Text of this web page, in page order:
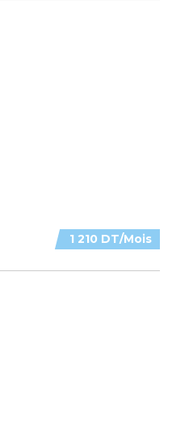
1 210 DT/Mois